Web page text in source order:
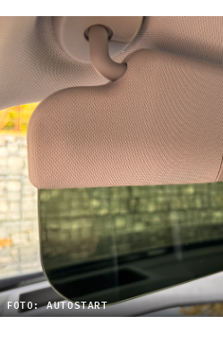
FOTO: AUTOSTART